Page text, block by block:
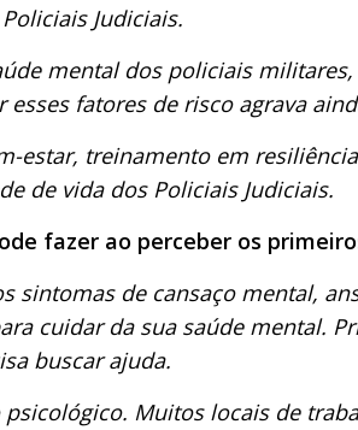
Judiciais.
mental dos policiais
fatores de risco agrava
estar, treinamento em
de vida dos Policiais Judiciais.
fazer ao perceber os
sintomas de cansaço mental,
cuidar da sua saúde mental.
buscar ajuda.
Muitos locais de